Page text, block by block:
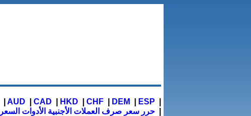
AUD CAD HKD CHF DEM ESP
حرر سعر صرف العملات الأجنبية الأدوات السعر